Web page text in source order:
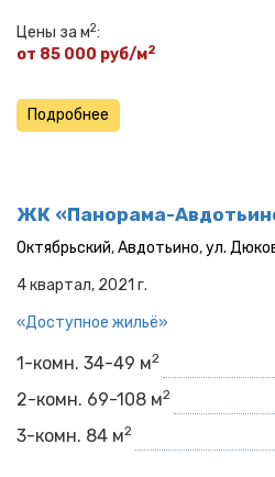
Цены за м2:
от 85 000 руб/м2
Подробнее
ЖК «Панорама-
Октябрьский,Авдотьино,ул.
4 квартал, 2021 г.
«Доступное жильё»
1-комн. 34-49 м2
2-комн. 69-108 м2
3-комн. 84 м2